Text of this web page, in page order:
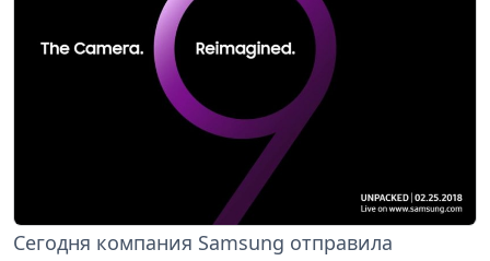
Сегодня компания Samsung отправила